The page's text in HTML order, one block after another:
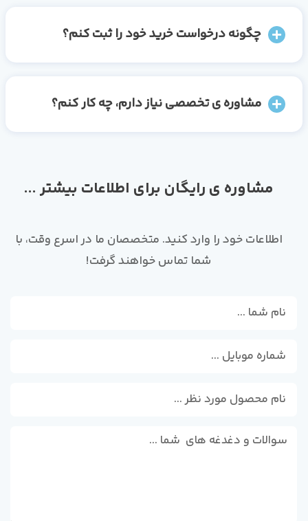
چگونه درخواست خرید خود را ثبت کنم؟
مشاوره ی تخصصی نیاز دارم، چه کار کنم؟
مشاوره ی رایگان برای اطلاعات بیشتر ...
اطلاعات خود را وارد کنید. متخصصان ما در اسرع وقت، با
شما تماس خواهند گرفت!